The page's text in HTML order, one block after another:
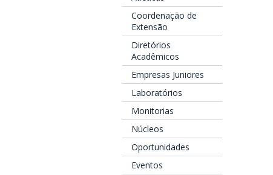
Coordenação de
Extensão
Diretórios
Acadêmicos
Empresas Juniores
Laboratórios
Monitorias
Núcleos
Oportunidades
Eventos